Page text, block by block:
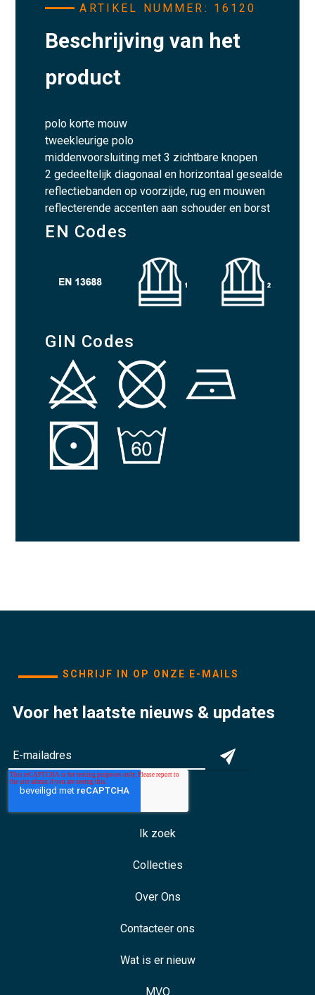
ARTIKEL NUMMER: 16120
Beschrijving van het
product
polo korte mouw
tweekleurige polo
middenvoorsluiting met 3 zichtbare knopen
2 gedeeltelijk diagonaal en horizontaal gesealde
reflectiebanden op voorzijde, rug en mouwen
reflecterende accenten aan schouder en borst
EN Codes
GIN Codes
SCHRIJF IN OP ONZE E-MAILS
Voor het laatste nieuws & updates
Ik zoek
Collecties
Over Ons
Contacteer ons
Wat is er nieuw
MVO